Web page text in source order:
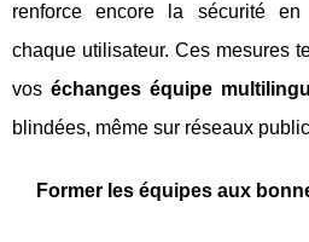
renforce encore la sécurité
chaque utilisateur. Ces mesures
voséchanges équipe
blindées, même sur réseaux
Former les équipes aux